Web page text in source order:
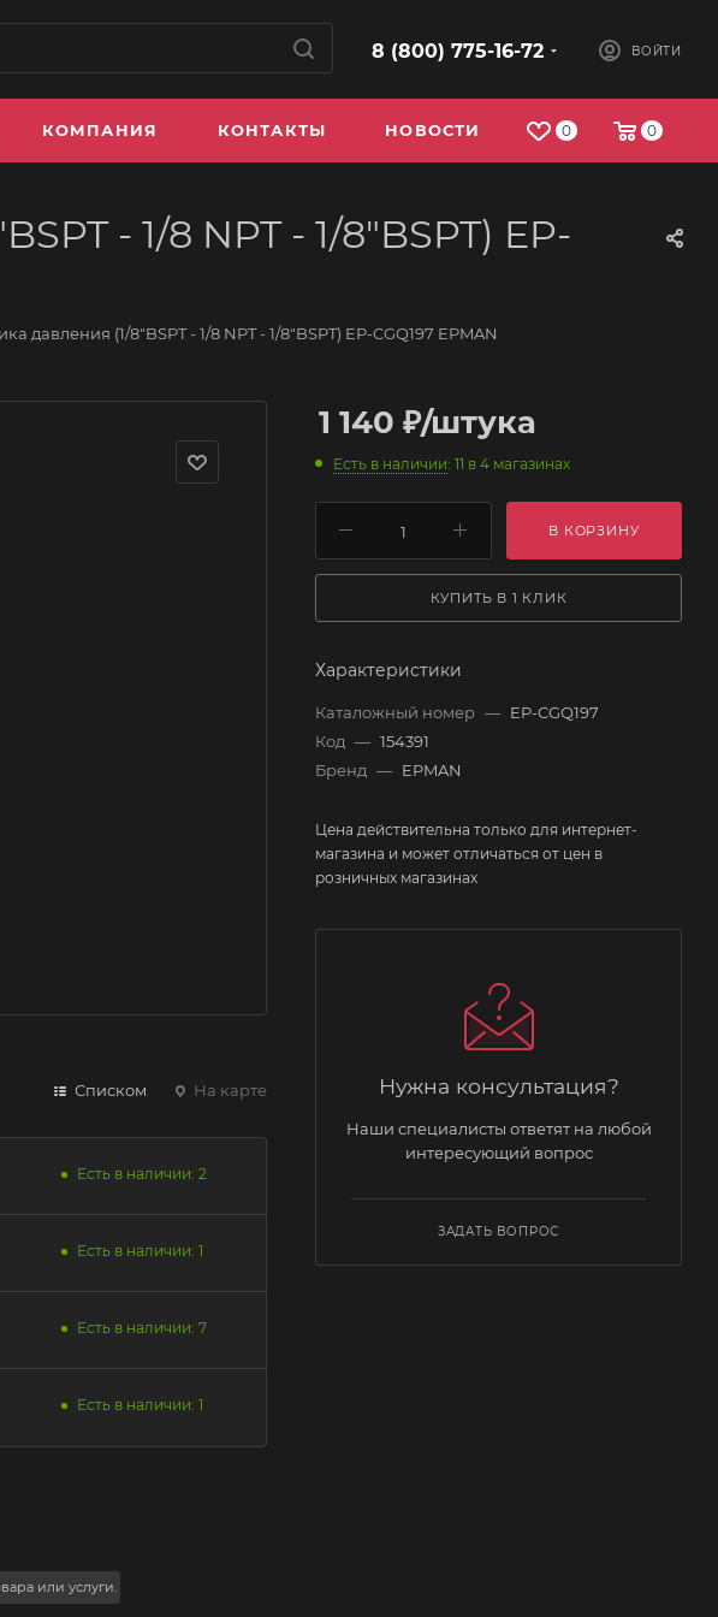
8 (800) 775-16-72 ВОЙТИ
0 0
КОМПАНИЯ КОНТАКТЫ НОВОСТИ
- 1/8 NPT - 1/8"BSPT) EP-
давления (1/8"BSPT - 1/8 NPT - 1/8"BSPT) EP-CGQ197 EPMAN
Списком На карте
Есть в наличии: 2
Есть в наличии: 1
Есть в наличии: 7
Есть в наличии: 1
или услуги.
1 140 ₽/штука
Есть в наличии: 11 в 4 магазинах
В КОРЗИНУ
КУПИТЬ В 1 КЛИК
Характеристики
Каталожный номер — EP-CGQ197
Код — 154391
Бренд — EPMAN
Цена действительна только для интернет-
магазина и может отличаться от цен в
розничных магазинах
Нужна консультация?
Наши специалисты ответят на любой
интересующий вопрос
ЗАДАТЬ ВОПРОС